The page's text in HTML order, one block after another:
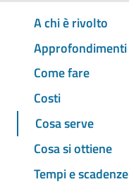
A chi è rivolto
Approfondimenti
Come fare
Costi
Cosa serve
Cosa si ottiene
Tempi e scadenze